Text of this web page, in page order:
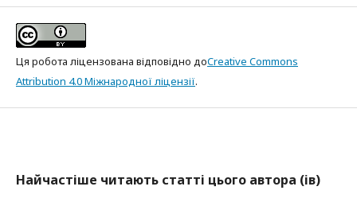
Ця робота ліцензована відповідно доCreative Commons
Attribution 4.0 Міжнародної ліцензії.
Найчастіше читають статті цього автора (ів)